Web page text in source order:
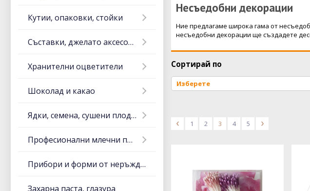
Кутии, опаковки, стойки
Съставки, джелато аксесоари
Хранителни оцветители
Шоколад и какао
Ядки, семена, сушени плодове
Професионални млечни продукти
Прибори и форми от неръждаема стомана, алуминий
Захарна паста, глазура
Несъедобни декорации
Ние предлагаме широка гама от
несъедобни декорации ще създадете
Сортирай по
< 1 2 3 4 5 >